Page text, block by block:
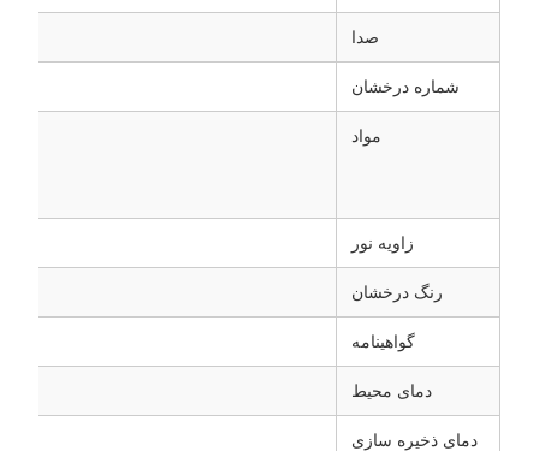
صدا
شماره درخشان
مواد
زاویه نور
رنگ درخشان
گواهینامه
دمای محیط
دمای ذخیره سازی